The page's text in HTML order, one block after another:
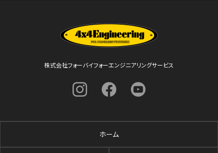
株式会社フォーバイフォーエンジニアリングサービス
ホーム